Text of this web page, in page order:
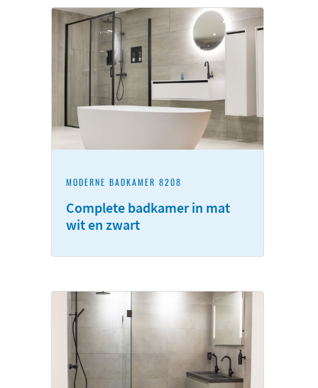
MODERNE BADKAMER 8208
Complete badkamer in mat
wit en zwart